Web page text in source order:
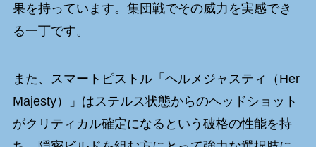
果を持っています。集団戦でその威力を実感でき
る一丁です。
また、スマートピストル「ヘルメジャスティ（Her
Majesty）」はステルス状態からのヘッドショット
がクリティカル確定になるという破格の性能を持